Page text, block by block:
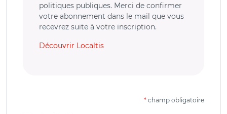
politiques publiques. Merci de confirmer
votre abonnement dans le mail que vous
recevrez suite à votre inscription.
Découvrir Localtis
* champ obligatoire